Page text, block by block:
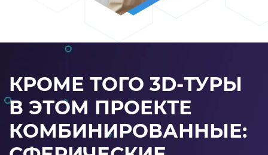
КРОМЕ ТОГО 3D-ТУРЫ
В ЭТОМ ПРОЕКТЕ
КОМБИНИРОВАННЫЕ: